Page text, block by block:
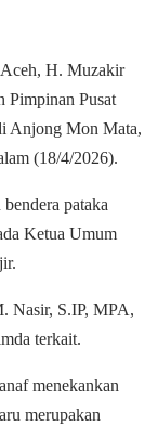
H. Muzakir
Pimpinan Pusat
Anjong Mon Mata,
(18/4/2026).
pataka
Ketua Umum
Nasir, S.IP, MPA,
terkait.
menekankan
merupakan